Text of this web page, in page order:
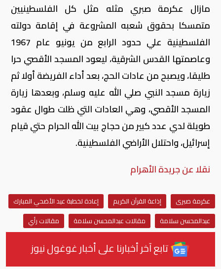
مازال عكرمة صبري مثله مثل كل الفلسطينيين
متمسكا بحقوق شعبه المشروعة في إقامة دولته
الفلسطينية علي حدود الرابع من يونيو عام 1967
وعاصمتها القدس الشرقية، ليعود المسجد الأقصي حرا
طليقا، ويصبح من عادات الحج، بعد أداء الفريضة أولا ثم
زيارة مسجد النبي صلي الله عليه وسلم، وبعدها زيارة
المسجد الأقصي، وهي العادات التي ظلت طوال عقود
طويلة لدي عدد كبير من حجاج بيت الله الحرام حتي قيام
إسرائيل، واحتلال الأراضي الفلسطينية.
نقلا عن جريدة الأهرام
عكرمة صبرى إذاعة القرآن الكريم
إعادة لخطبة عيد الأضحي المبارك
عبدالمحسن سلامة
مقالات عبدالمحسن سلامة مقالات رأي
تابع آخر أخبارنا على أخبار غوغول نيوز